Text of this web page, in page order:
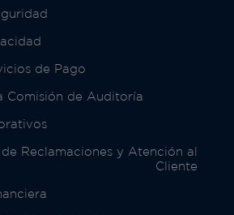
de Pago
Comisión de Auditoría
Reclamaciones y Atención al
Cliente